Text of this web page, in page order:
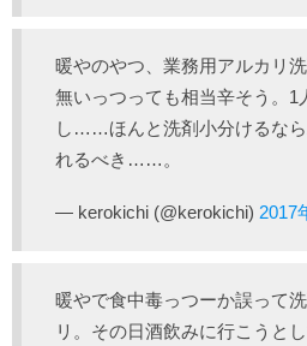
暖やのやつ、業務用アルカリ
無いっつっても相当辛そう。1
し……ほんと洗剤小分けるな
れるべき……。
— kerokichi (@kerokichi) 2017
暖やで食中毒っつーか誤って
リ。その日酒飲みに行こうと